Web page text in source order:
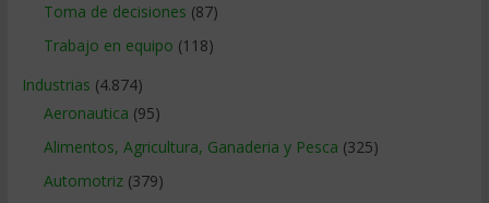
Toma de decisiones (87)
Trabajo en equipo (118)
Industrias (4.874)
Aeronautica (95)
Alimentos, Agricultura, Ganaderia y Pesca (325)
Automotriz(379)